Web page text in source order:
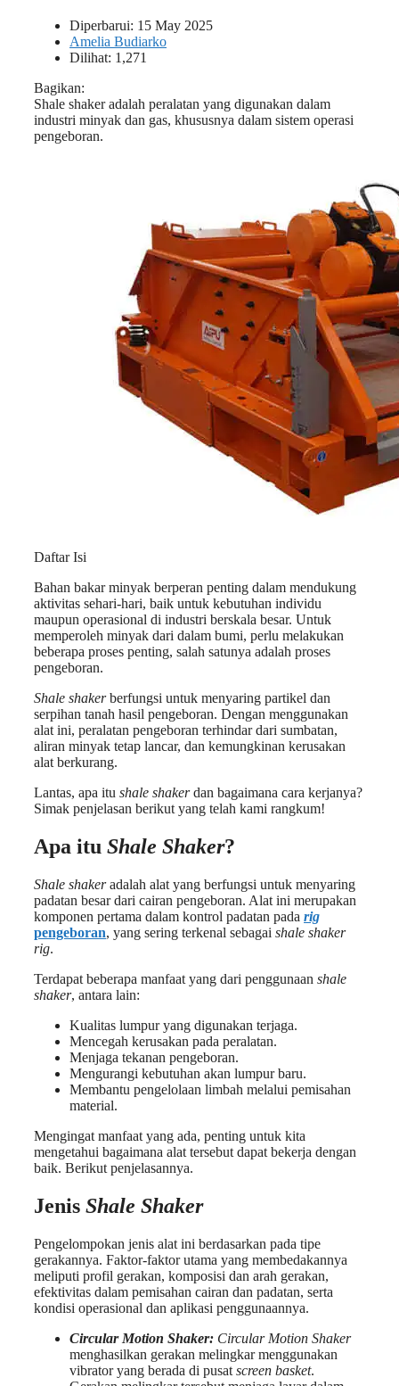
Diperbarui: 15 May 2025
Amelia Budiarko
Dilihat: 1,271
Bagikan:
Shale shaker adalah peralatan yang digunakan dalam
industri minyak dan gas, khususnya dalam sistem operasi
pengeboran.
Daftar Isi
Bahan bakar minyak berperan penting dalam mendukung
aktivitas sehari-hari, baik untuk kebutuhan individu
maupun operasional di industri berskala besar. Untuk
memperoleh minyak dari dalam bumi, perlu melakukan
beberapa proses penting, salah satunya adalah proses
pengeboran.
Shale shakerberfungsi untuk menyaring partikel dan
serpihan tanah hasil pengeboran. Dengan menggunakan
alat ini, peralatan pengeboran terhindar dari sumbatan,
aliran minyak tetap lancar, dan kemungkinan kerusakan
alat berkurang.
Lantas, apa itu shale shakerdan bagaimana cara kerjanya?
Simak penjelasan berikut yang telah kami rangkum!
Apa itu Shale Shaker?
Shale shakeradalah alat yang berfungsi untuk menyaring
padatan besar dari cairan pengeboran. Alat ini merupakan
komponen pertama dalam kontrol padatan pada rig
pengeboran, yang sering terkenal sebagai shale shaker
rig.
Terdapat beberapa manfaat yang dari penggunaan shale
shaker, antara lain:
Kualitas lumpur yang digunakan terjaga.
Mencegah kerusakan pada peralatan.
Menjaga tekanan pengeboran.
Mengurangi kebutuhan akan lumpur baru.
Membantu pengelolaan limbah melalui pemisahan
material.
Mengingat manfaat yang ada, penting untuk kita
mengetahui bagaimana alat tersebut dapat bekerja dengan
baik. Berikut penjelasannya.
Jenis Shale Shaker
Pengelompokan jenis alat ini berdasarkan pada tipe
gerakannya. Faktor-faktor utama yang membedakannya
meliputi profil gerakan, komposisi dan arah gerakan,
efektivitas dalam pemisahan cairan dan padatan, serta
kondisi operasional dan aplikasi penggunaannya.
Circular Motion Shaker: Circular Motion Shaker
menghasilkan gerakan melingkar menggunakan
vibrator yang berada di pusat screen basket.